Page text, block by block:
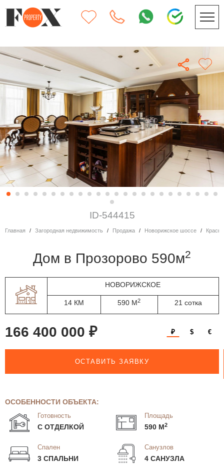
ID-544415
Главная Загородная недвижимость Продажа Новорижское шоссе
дом в Прозорово 590м2
НОВОРИЖСКОЕ
14 КМ 590 М2 21 сотка
166 400 000 ₽ ₽ $ €
ОСТАВИТЬ ЗАЯВКУ
ОСОБЕННОСТИ ОБЪЕКТА:
Готовность
С ОТДЕЛКОЙ
Площадь
590 М2
Спален
3 СПАЛЬНИ
Санузлов
4 САНУЗЛА